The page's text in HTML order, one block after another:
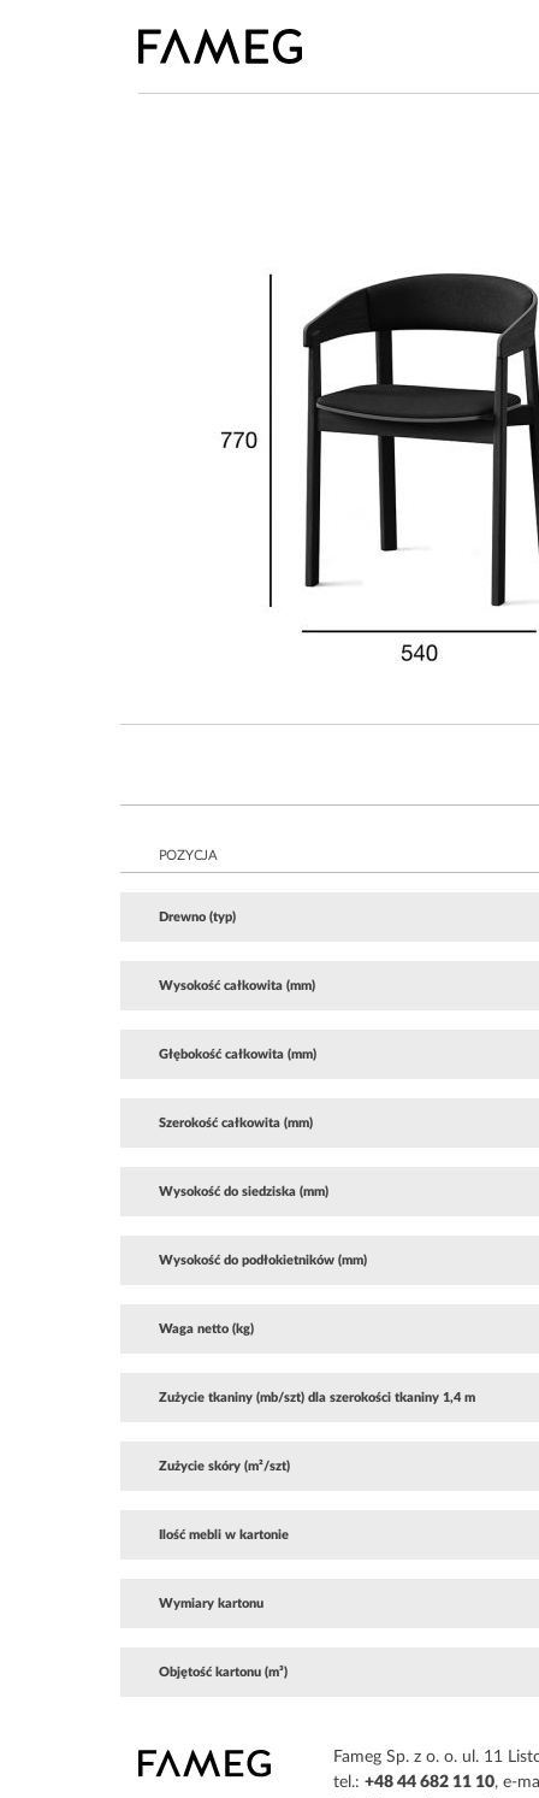
POZYCJA
Drewno (typ)
Wysokość całkowita (mm)
Głębokość całkowita (mm)
Szerokość całkowita (mm)
Wysokość do siedziska (mm)
Wysokość do podłokietników (mm)
Waga netto (kg)
Zużycie tkaniny (mb/szt) dla szerokości tkaniny 1,4 m
Zużycie skóry (m²/szt)
Ilość mebli w kartonie
Wymiary kartonu
Objętość kartonu (m³)
Fameg Sp. z o. o. ul. 11
tel.: +48 44 682 11 10, e-